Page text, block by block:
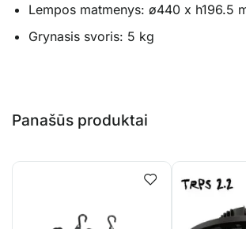
Lempos matmenys: ø440 x h196.5
Grynasis svoris: 5 kg
Panašūs produktai